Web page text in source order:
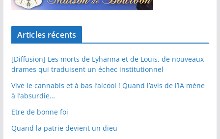
Articles récents
[Diffusion] Les morts de Lyhanna et de Louis, de nouveaux
drames qui traduisent un échec institutionnel
Vive le cannabis et à bas l’alcool ! Quand l’avis de l’IA mène
à l’absurdie…
Etre de bonne foi
Quand la patrie devient un dieu